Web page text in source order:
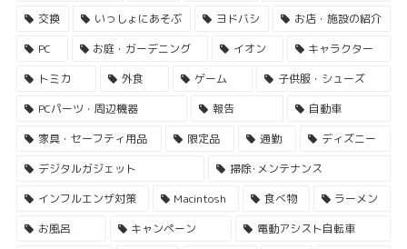
交換
いっしょにあそぶ ヨドバシ
お店・施設の紹介
PC
お庭・ガーデニング イオン
キャラクター
トミカ
外食 ゲーム
子供服・シューズ
PCパーツ・周辺機器
報告
自動車
家具・セーフティ用品
限定品 通勤
ディズニー
デジタルガジェット
掃除･メンテナンス
インフルエンザ対策
Macintosh 食べ物
ラーメン
お風呂
キャンペーン
電動アシスト自転車